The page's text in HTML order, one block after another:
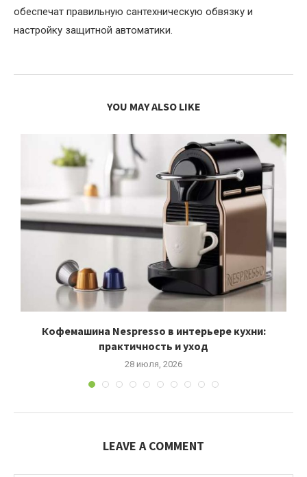
обеспечат правильную сантехническую обвязку и
настройку защитной автоматики.
YOU MAY ALSO LIKE
Кофемашина Nespresso в интерьере кухни:
практичность и уход
28 июля, 2026
LEAVE A COMMENT